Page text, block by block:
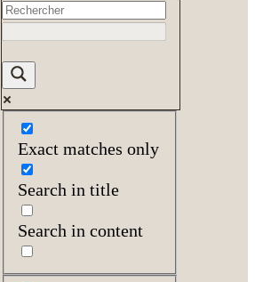
Exact matches only
Search in title
Search in content